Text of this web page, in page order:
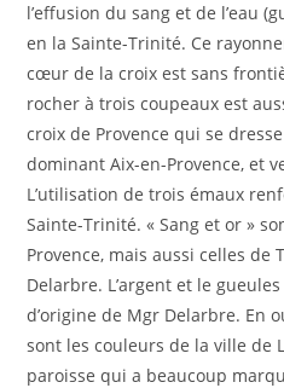
l’effusion du sang et de l’eau
en la Sainte-Trinité. Ce
cœur de la croix est sans
rocher à trois coupeaux est
croix de Provence qui se
dominant Aix-en-Provence, et
L’utilisation de trois émaux
Sainte-Trinité. « Sang et or »
Provence, mais aussi celles de
Delarbre. L’argent et le
d’origine de Mgr Delarbre. En
sont les couleurs de la ville de
paroisse qui a beaucoup